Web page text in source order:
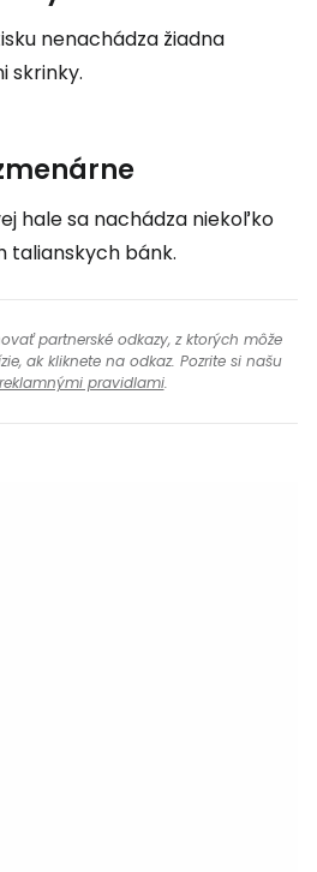
nenachádza žiadna
skrinky.
hale sa nachádza niekoľko
talianskych bánk.
partnerské odkazy, z ktorých môže
ak kliknete na odkaz. Pozrite si našu
reklamnými pravidlami.